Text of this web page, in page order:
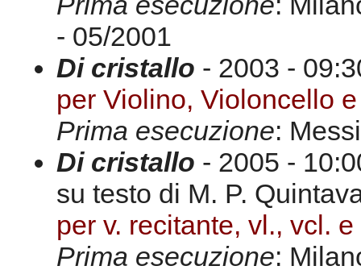
- 05/2001
Di cristallo - 2003 -
per Violino, Violoncello
Prima esecuzione:
Di cristallo - 2005 -
su testo di M. P.
per v. recitante, vl., vcl. e
Prima esecuzione: